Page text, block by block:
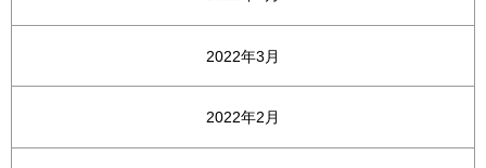
2022年3月
2022年2月